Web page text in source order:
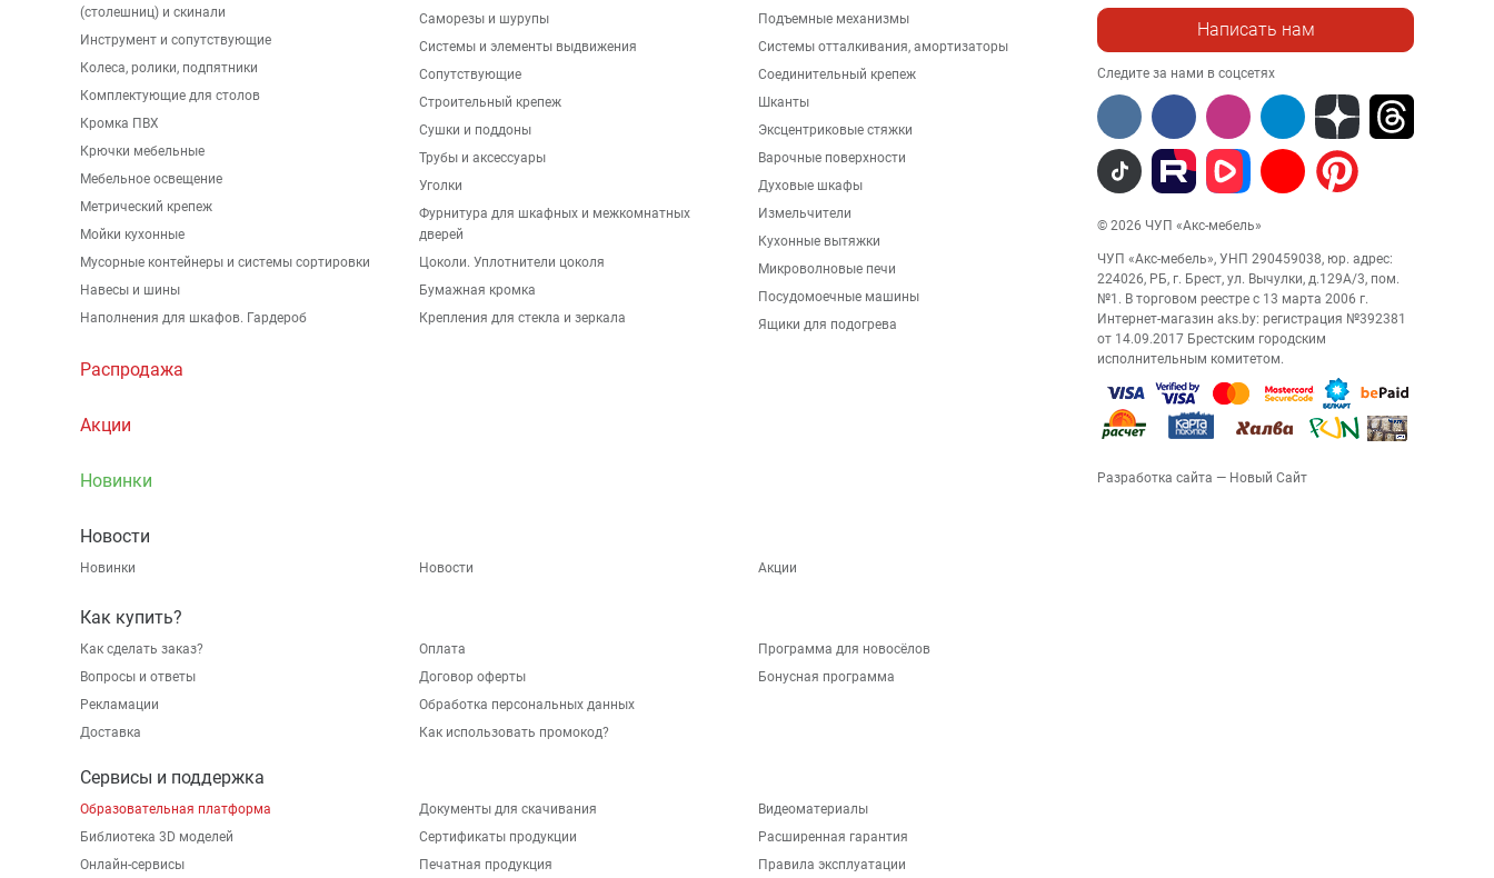
(столешниц) и скинали
Инструмент и сопутствующие
Колеса, ролики, подпятники
Комплектующие для столов
Кромка ПВХ
Крючки мебельные
Мебельное освещение
Метрический крепеж
Мойки кухонные
Мусорные контейнеры и системы сортировки
Навесы и шины
Наполнения для шкафов. Гардероб
Саморезы и шурупы
Системы и элементы выдвижения
Сопутствующие
Строительный крепеж
Сушки и поддоны
Трубы и аксессуары
Уголки
Фурнитура для шкафных и межкомнатных
дверей
Цоколи. Уплотнители цоколя
Бумажная кромка
Крепления для стекла и зеркала
Подъемные механизмы
Системы отталкивания, амортизаторы
Соединительный крепеж
Шканты
Эксцентриковые стяжки
Варочные поверхности
Духовые шкафы
Измельчители
Кухонные вытяжки
Микроволновые печи
Посудомоечные машины
Ящики для подогрева
Распродажа
Акции
Новинки
Новости
Новинки Новости Акции
Как купить?
Как сделать заказ?
Вопросы и ответы
Рекламации
Доставка
Оплата
Договор оферты
Обработка персональных данных
Как использовать промокод?
Программа для новосёлов
Бонусная программа
Сервисы и поддержка
Образовательная платформа
Библиотека 3D моделей
Онлайн-сервисы
Документы для скачивания
Сертификаты продукции
Печатная продукция
Видеоматериалы
Расширенная гарантия
Правила эксплуатации
Написать нам
Следите за нами в соцсетях
© 2026 ЧУП «Акс-мебель»
ЧУП «Акс-мебель», УНП 290459038, юр. адрес:
224026, РБ, г. Брест, ул. Вычулки, д.129А/3, пом.
№1. В торговом реестре с 13 марта 2006 г.
Интернет-магазин aks.by: регистрация №392381
от 14.09.2017 Брестским городским
исполнительным комитетом.
Разработка сайта — Новый Сайт